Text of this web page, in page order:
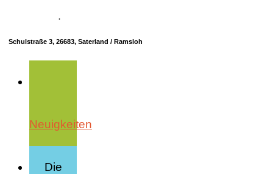
·
Schulstraße 3, 26683, Saterland / Ramsloh
Neuigkeiten
Die